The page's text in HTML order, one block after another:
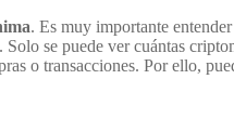
. Es muy importante
se puede ver cuántas
o transacciones. Por ello,